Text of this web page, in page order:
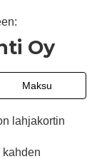
Oy
Maksu
lahjakortin
kahden